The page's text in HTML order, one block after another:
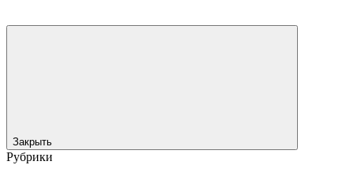
Закрыть
Рубрики